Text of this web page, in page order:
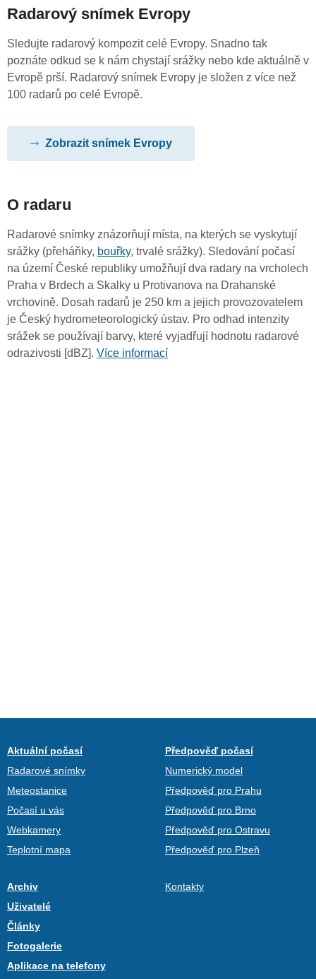
Radarový snímek Evropy
Sledujte radarový kompozit celé Evropy. Snadno tak
poznáte odkud se k nám chystají srážky nebo kde aktuálně v
Evropě prší. Radarový snímek Evropy je složen z více než
100 radarů po celé Evropě.
Zobrazit snímek Evropy
O radaru
Radarové snímky znázorňují místa, na kterých se vyskytují
srážky (přeháňky, bouřky, trvalé srážky). Sledování počasí
na území České republiky umožňují dva radary na vrcholech
Praha v Brdech a Skalky u Protivanova na Drahanské
vrchovině. Dosah radarů je 250 km a jejich provozovatelem
je Český hydrometeorologický ústav. Pro odhad intenzity
srážek se používají barvy, které vyjadřují hodnotu radarové
odrazivosti [dBZ]. Více informací
Aktuální počasí
Radarové snímky
Meteostanice
Počasí u vás
Webkamery
Teplotní mapa
Předpověď počasí
Numerický model
Předpověď pro Prahu
Předpověď pro Brno
Předpověď pro Ostravu
Předpověď pro Plzeň
Archiv
Uživatelé
Články
Fotogalerie
Aplikace na telefony
Kontakty